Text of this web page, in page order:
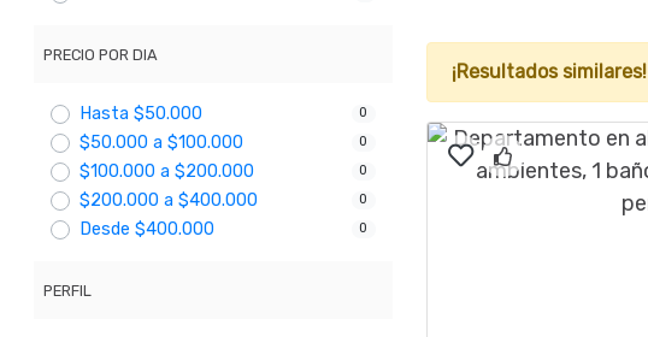
PRECIO POR DIA
Hasta $50.000 0
$50.000 a $100.000 0
$100.000 a $200.000 0
$200.000 a $400.000 0
Desde $400.000 0
PERFIL
¡Resultados similares!